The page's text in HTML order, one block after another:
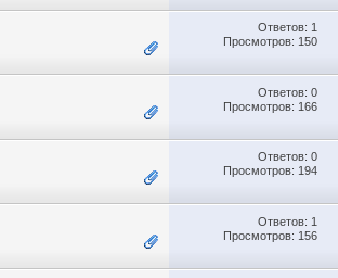
Ответов: 1
Просмотров: 150
Ответов: 0
Просмотров: 166
Ответов: 0
Просмотров: 194
Ответов: 1
Просмотров: 156